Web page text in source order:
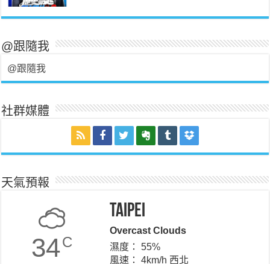
@跟隨我
@跟隨我
社群媒體
天氣預報
34C
Taipei
Overcast Clouds
濕度： 55%
風速： 4km/h 西北